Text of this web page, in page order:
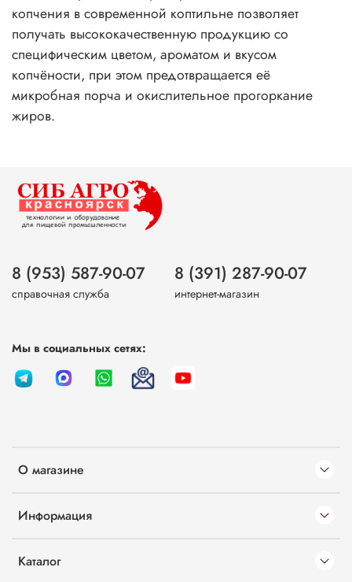
копчения в современной коптильне позволяет
получать высококачественную продукцию со
специфическим цветом, ароматом и вкусом
копчёности, при этом предотвращается её
микробная порча и окислительное прогоркание
жиров.
О магазине
Информация
Каталог
8 (953) 587-90-07
справочная служба
8 (391) 287-90-07
интернет-магазин
Мы в социальных сетях: